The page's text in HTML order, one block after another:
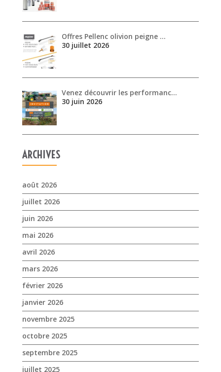
Offres Pellenc olivion peigne …
30 juillet 2026
Venez découvrir les performanc…
30 juin 2026
ARCHIVES
août 2026
juillet 2026
juin 2026
mai 2026
avril 2026
mars 2026
février 2026
janvier 2026
novembre 2025
octobre 2025
septembre 2025
juillet 2025